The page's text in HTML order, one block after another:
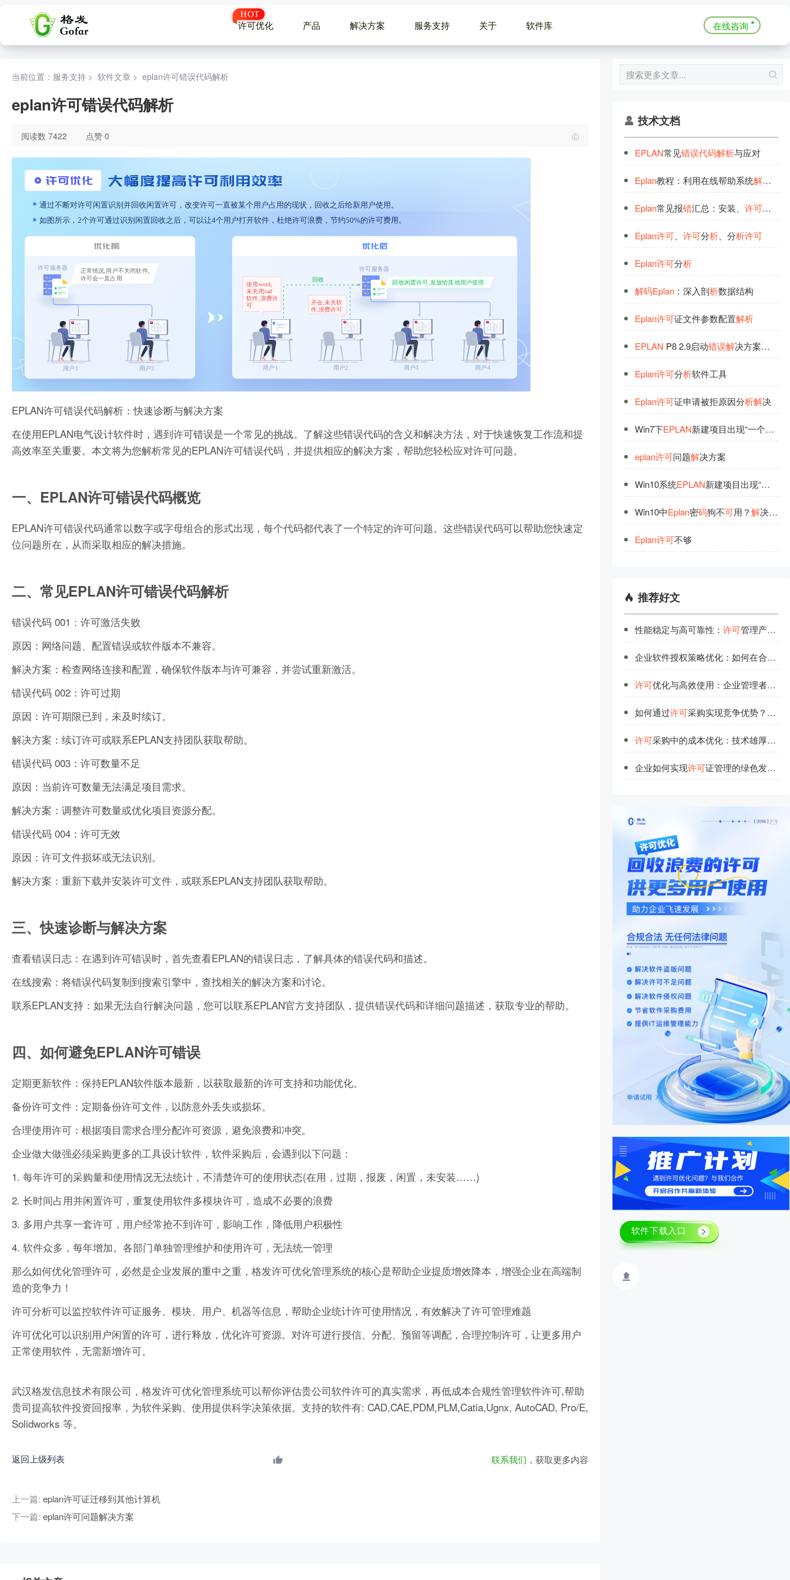
许可优化 产品 解决方案 服务支持 关于 软件库 在线咨询
当前位置：服务支持 > 软件文章 > eplan许可错误代码解析
eplan许可错误代码解析
阅读数 7422 点赞 0
EPLAN许可错误代码解析：快速诊断与解决方案
在使用EPLAN电气设计软件时，遇到许可错误是一个常见的挑战。了解这些错误代码的含义和解决方法，对于快速恢复工作流和提
高效率至关重要。本文将为您解析常见的EPLAN许可错误代码，并提供相应的解决方案，帮助您轻松应对许可问题。
一、EPLAN许可错误代码概览
EPLAN许可错误代码通常以数字或字母组合的形式出现，每个代码都代表了一个特定的许可问题。这些错误代码可以帮助您快速定
位问题所在，从而采取相应的解决措施。
二、常见EPLAN许可错误代码解析
错误代码 001：许可激活失败
原因：网络问题、配置错误或软件版本不兼容。
解决方案：检查网络连接和配置，确保软件版本与许可兼容，并尝试重新激活。
错误代码 002：许可过期
原因：许可期限已到，未及时续订。
解决方案：续订许可或联系EPLAN支持团队获取帮助。
错误代码 003：许可数量不足
原因：当前许可数量无法满足项目需求。
解决方案：调整许可数量或优化项目资源分配。
错误代码 004：许可无效
原因：许可文件损坏或无法识别。
解决方案：重新下载并安装许可文件，或联系EPLAN支持团队获取帮助。
三、快速诊断与解决方案
查看错误日志：在遇到许可错误时，首先查看EPLAN的错误日志，了解具体的错误代码和描述。
在线搜索：将错误代码复制到搜索引擎中，查找相关的解决方案和讨论。
联系EPLAN支持：如果无法自行解决问题，您可以联系EPLAN官方支持团队，提供错误代码和详细问题描述，获取专业的帮助。
四、如何避免EPLAN许可错误
定期更新软件：保持EPLAN软件版本最新，以获取最新的许可支持和功能优化。
备份许可文件：定期备份许可文件，以防意外丢失或损坏。
合理使用许可：根据项目需求合理分配许可资源，避免浪费和冲突。
企业做大做强必须采购更多的工具设计软件，软件采购后，会遇到以下问题：
1. 每年许可的采购量和使用情况无法统计，不清楚许可的使用状态(在用，过期，报废，闲置，未安装……)
2. 长时间占用并闲置许可，重复使用软件多模块许可，造成不必要的浪费
3. 多用户共享一套许可，用户经常抢不到许可，影响工作，降低用户积极性
4. 软件众多，每年增加。各部门单独管理维护和使用许可，无法统一管理
那么如何优化管理许可，必然是企业发展的重中之重，格发许可优化管理系统的核心是帮助企业提质增效降本，增强企业在高端制
造的竞争力！
许可分析可以监控软件许可证服务、模块、用户、机器等信息，帮助企业统计许可使用情况，有效解决了许可管理难题
许可优化可以识别用户闲置的许可，进行释放，优化许可资源。对许可进行授信、分配、预留等调配，合理控制许可，让更多用户
正常使用软件，无需新增许可。
武汉格发信息技术有限公司，格发许可优化管理系统可以帮你评估贵公司软件许可的真实需求，再低成本合规性管理软件许可,帮助
贵司提高软件投资回报率，为软件采购、使用提供科学决策依据。支持的软件有: CAD,CAE,PDM,PLM,Catia,Ugnx, AutoCAD, Pro/E,
Solidworks 等。
返回上级列表 联系我们 ，获取更多内容
上一篇: eplan许可证迁移到其他计算机
下一篇: eplan许可问题解决方案
技术文档
EPLAN常见错误代码解析与应对
Eplan教程：利用在线帮助系统解读项
Eplan常见报错汇总：安装、 许可、运行
Eplan许可、 许可分析、分析许可
Eplan许可分析
解码Eplan：深入剖析数据结构
Eplan许可证文件参数配置解析
EPLAN P8 2.9启动错误解决方案：数据库记录未找到
Eplan许可分析软件工具
Eplan许可证申请被拒原因分析解决
Win7下EPLAN新建项目出现“一个内部
eplan许可问题解决方案
Win10系统EPLAN新建项目出现“一个内部
Win10中Eplan密码狗不可用？解决方法来了！
Eplan许可不够
推荐好文
性能稳定与高可靠性： 许可管理产品的技术底气
企业软件授权策略优化：如何在合规与成本间找到平衡
许可优化与高效使用：企业管理者的必修课
如何通过许可采购实现竞争优势？深度解析
许可采购中的成本优化：技术雄厚团队的实战经验
企业如何实现许可证管理的绿色发展？